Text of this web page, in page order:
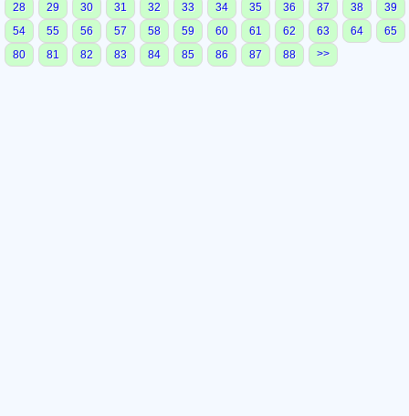
28
29 30 31 32 33 34 35 36 37 38
39
54
55 56 57 58 59 60 61 62 63 64
65
80
81 82 83 84 85 86 87 88 >>